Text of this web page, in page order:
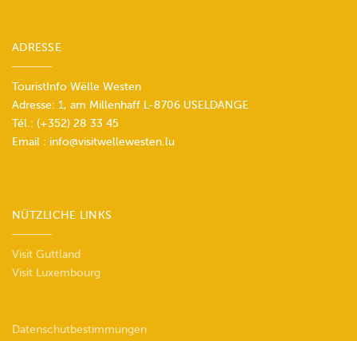
ADRESSE
TouristInfo Wëlle Westen
Adresse: 1, am Millenhaff L-8706 USELDANGE
Tél.: (+352) 28 33 45
Email : info@visitwellewesten.lu
NÜTZLICHE LINKS
Visit Guttland
Visit Luxembourg
Datenschutbestimmungen